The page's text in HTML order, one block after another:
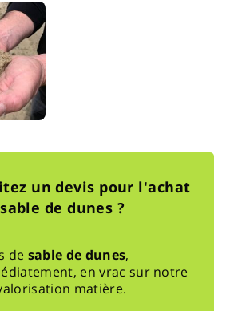
un devis pour l'achat
de dunes ?
de sable de dunes,
en vrac sur notre
matière.